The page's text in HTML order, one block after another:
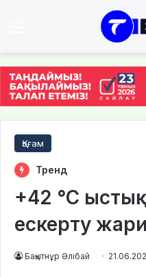
Қоғам
Тренд
+42 °С
ескерту
Бақытнұр Әлібай